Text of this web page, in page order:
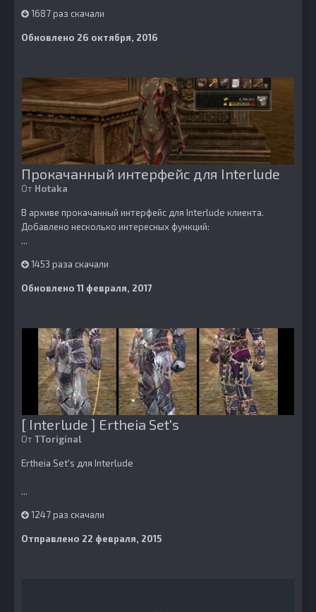
1687 раз скачали
Обновлено 26 октября, 2016
Прокачанный интерфейс для Interlude
От Hotaka
В архиве прокачанный интерфейс для Interlude клиента.
Добавлено несколько интересных функций:
...
1453 раза скачали
Обновлено11 февраля, 2017
[ Interlude ] Ertheia Set's
ОтTToriginal
Ertheia Set's для Interlude
...
1247 раз скачали
Отправлено 22 февраля, 2015